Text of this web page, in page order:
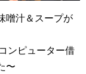
噌汁＆スープが
ンピューター借
〜